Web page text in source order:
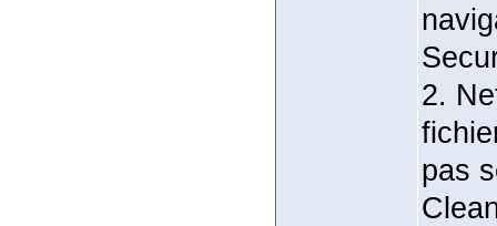
2.
pas